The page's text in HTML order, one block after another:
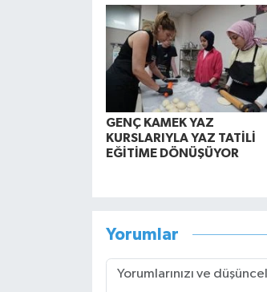
GENÇ KAMEK YAZ
KURSLARIYLA YAZ TATİLİ
EĞİTİME DÖNÜŞÜYOR
Yorumlar